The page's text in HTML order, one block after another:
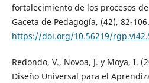
fortalecimiento de los procesos
Gaceta de Pedagogía, (42), 82-106.
https://doi.org/10.56219/
Redondo, V., Novoa, J. y Moya, I.
Diseño Universal para el